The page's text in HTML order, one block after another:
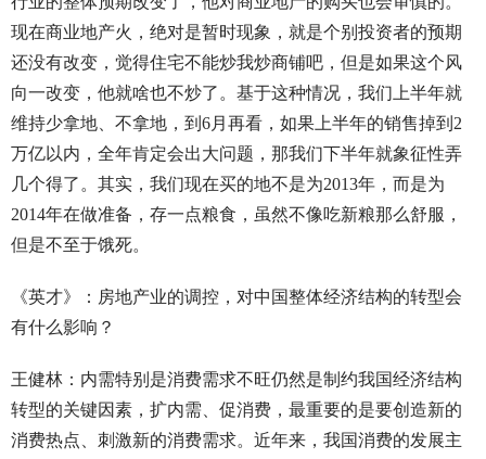
现在商业地产火，绝对是暂时现象，就是个别投资者的预期
还没有改变，觉得住宅不能炒我炒商铺吧，但是如果这个风
向一改变，他就啥也不炒了。基于这种情况，我们上半年就
维持少拿地、不拿地，到6月再看，如果上半年的销售掉到2
万亿以内，全年肯定会出大问题，那我们下半年就象征性弄
几个得了。其实，我们现在买的地不是为2013年，而是为
2014年在做准备，存一点粮食，虽然不像吃新粮那么舒服，
但是不至于饿死。
《英才》：房地产业的调控，对中国整体经济结构的转型会
有什么影响？
王健林：内需特别是消费需求不旺仍然是制约我国经济结构
转型的关键因素，扩内需、促消费，最重要的是要创造新的
消费热点、刺激新的消费需求。近年来，我国消费的发展主